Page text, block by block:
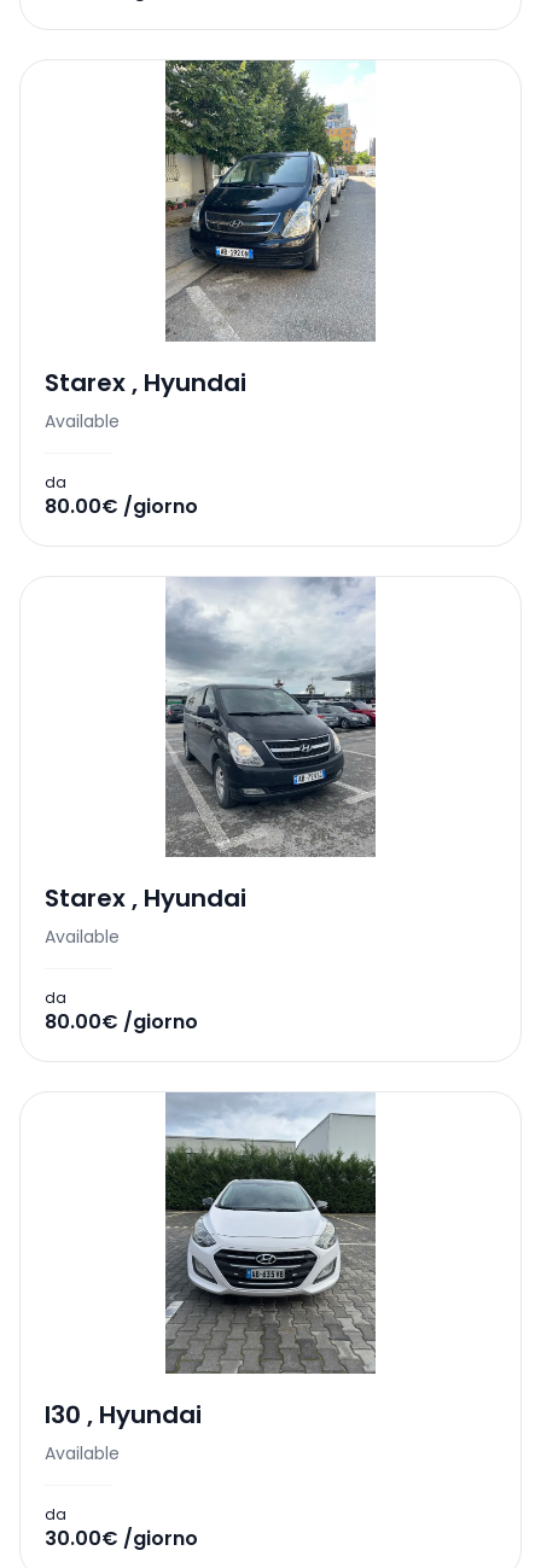
Starex , Hyundai
Available
da
80.00€ /giorno
Starex , Hyundai
Available
da
80.00€ /giorno
I30 , Hyundai
Available
da
30.00€ /giorno